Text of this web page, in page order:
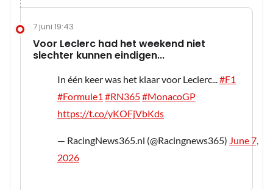
7 juni 19:43
Voor Leclerc had het weekend niet
slechter kunnen eindigen...
In één keer was het klaar voor Leclerc... #F1
#Formule1 #RN365#MonacoGP
https://t.co/yKOFjVbKds
— RacingNews365.nl (@Racingnews365) June 7,
2026